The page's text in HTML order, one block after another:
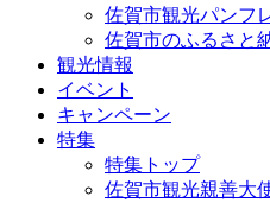
佐賀市観光パンフ
佐賀市のふるさと
観光情報
イベント
キャンペーン
特集
特集トップ
佐賀市観光親善大